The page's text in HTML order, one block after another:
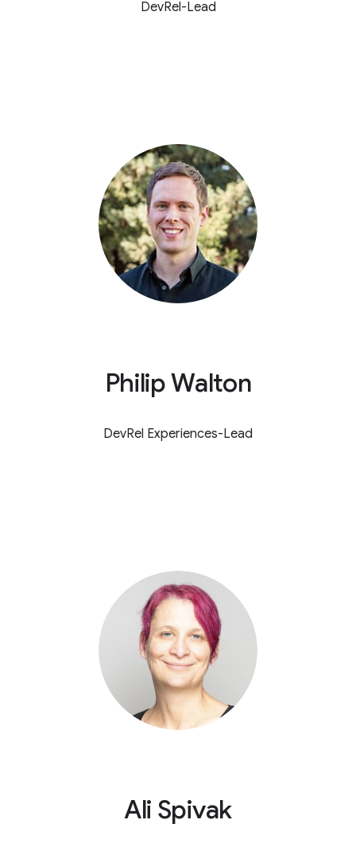
DevRel-Lead
Philip Walton
DevRel Experiences-Lead
Ali Spivak